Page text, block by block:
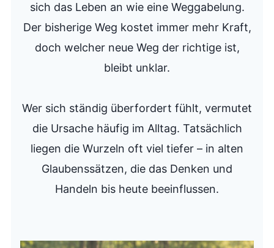
sich das Leben an wie eine Weggabelung.
Der bisherige Weg kostet immer mehr Kraft,
doch welcher neue Weg der richtige ist,
bleibt unklar.
Wer sich ständig überfordert fühlt, vermutet
die Ursache häufig im Alltag. Tatsächlich
liegen die Wurzeln oft viel tiefer – in alten
Glaubenssätzen, die das Denken und
Handeln bis heute beeinflussen.